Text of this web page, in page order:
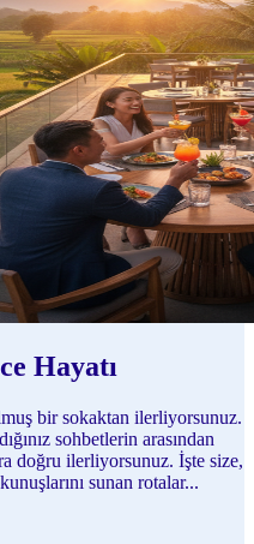
Hayatı
bir sokaktan ilerliyorsunuz.
sohbetlerin arasından
doğru ilerliyorsunuz. İşte size,
sunan rotalar...